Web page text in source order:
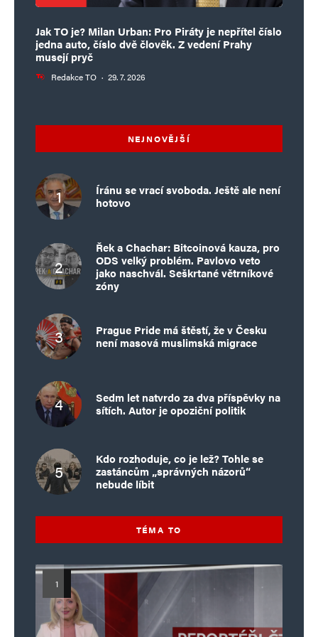
Jak TO je? Milan Urban: Pro Piráty je nepřítel číslo
jedna auto, číslo dvě člověk. Z vedení Prahy
musejí pryč
Redakce TO · 29. 7. 2026
NEJNOVĚJŠÍ
Íránu se vrací svoboda. Ještě ale není
hotovo
Řek a Chachar: Bitcoinová kauza, pro
ODS velký problém. Pavlovo veto
jako naschvál. Seškrtané větrníkové
zóny
Prague Pride má štěstí, že v Česku
není masová muslimská migrace
Sedm let natvrdo za dva příspěvky na
sítích. Autor je opoziční politik
Kdo rozhoduje, co je lež? Tohle se
zastáncům „správných názorů“
nebude líbit
TÉMA TO